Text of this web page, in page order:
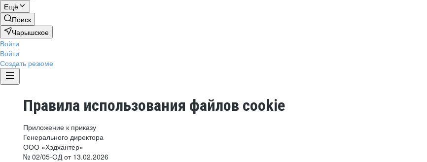
Ещё
Поиск
Чарышское
Войти
Войти
Создать резюме
Правила использования файлов cookie
Приложение к приказу
Генерального директора
ООО «Хэдхантер»
№ 02/05-ОД от 13.02.2026